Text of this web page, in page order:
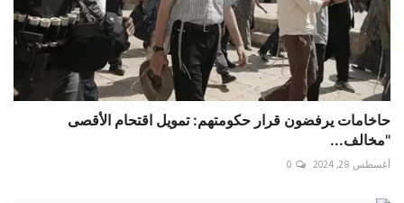
حاخامات يرفضون قرار حكومتهم: تمويل اقتحام الأقصى
"مخالف...
أغسطس 28, 2024 0